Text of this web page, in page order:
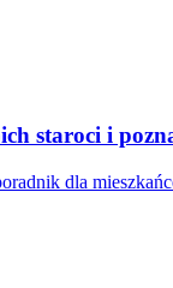
staroci i
dla